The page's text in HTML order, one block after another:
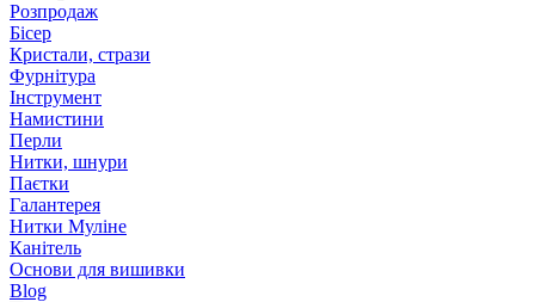
Розпродаж
Бісер
Кристали, стрази
Фурнітура
Інструмент
Намистини
Перли
Нитки, шнури
Паєтки
Галантерея
Нитки Муліне
Канітель
Основи для вишивки
Blog